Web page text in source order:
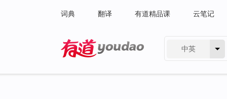
词典 翻译 有道精品课 云笔记
中英